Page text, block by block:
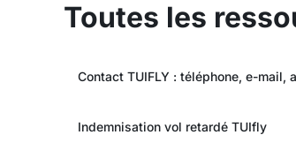
Toutes les
Contact TUIFLY : téléphone, e-mail,
Indemnisation vol retardé TUIfly